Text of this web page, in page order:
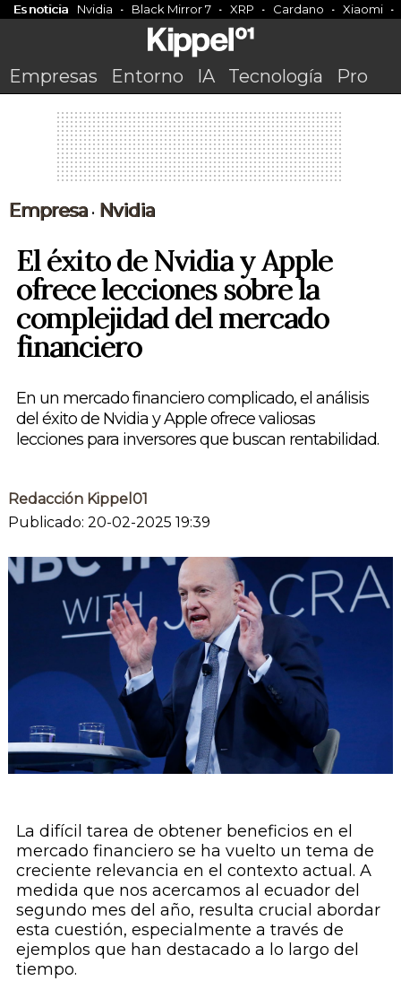
Es noticia Nvidia Black Mirror 7 XRP Cardano Xiaomi
Empresas Entorno IA Tecnología Pro
Empresa• Nvidia
El éxito de Nvidia y Apple
ofrece lecciones sobre la
complejidad del mercado
financiero
En un mercado financiero complicado, el análisis
del éxito de Nvidia y Apple ofrece valiosas
lecciones para inversores que buscan rentabilidad.
Redacción Kippel01
Publicado: 20-02-2025 19:39
La difícil tarea de obtener beneficios en el
mercado financiero se ha vuelto un tema de
creciente relevancia en el contexto actual. A
medida que nos acercamos al ecuador del
segundo mes del año, resulta crucial abordar
esta cuestión, especialmente a través de
ejemplos que han destacado a lo largo del
tiempo.